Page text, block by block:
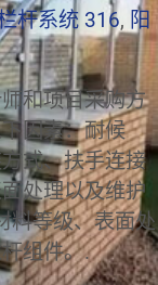
杆系统 316, 阳
和项目采购方
因素：耐候
式、扶手连接
处理以及维护
料等级、表面处
组件。.